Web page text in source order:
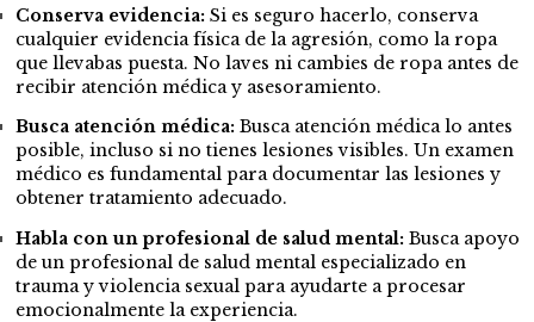
Conserva evidencia: Si es seguro hacerlo, conserva
cualquier evidencia física de la agresión, como la ropa
que llevabas puesta. No laves ni cambies de ropa antes de
recibir atención médica y asesoramiento.
Busca atención médica: Busca atención médica lo antes
posible, incluso si no tienes lesiones visibles. Un examen
médico es fundamental para documentar las lesiones y
obtener tratamiento adecuado.
Habla con un profesional de salud mental: Busca apoyo
de un profesional de salud mental especializado en
trauma y violencia sexual para ayudarte a procesar
emocionalmente la experiencia.